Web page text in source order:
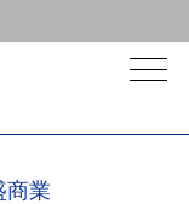
商業